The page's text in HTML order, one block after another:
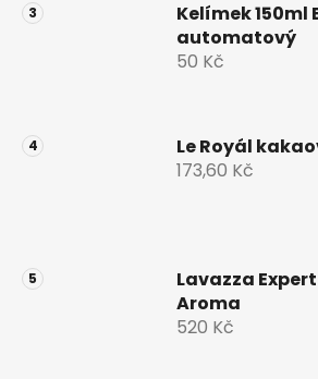
Kelímek 150ml
automatový
50 Kč
Le Royál
173,60 Kč
Lavazza
Aroma
520 Kč